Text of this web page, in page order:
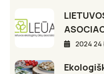
2024 24